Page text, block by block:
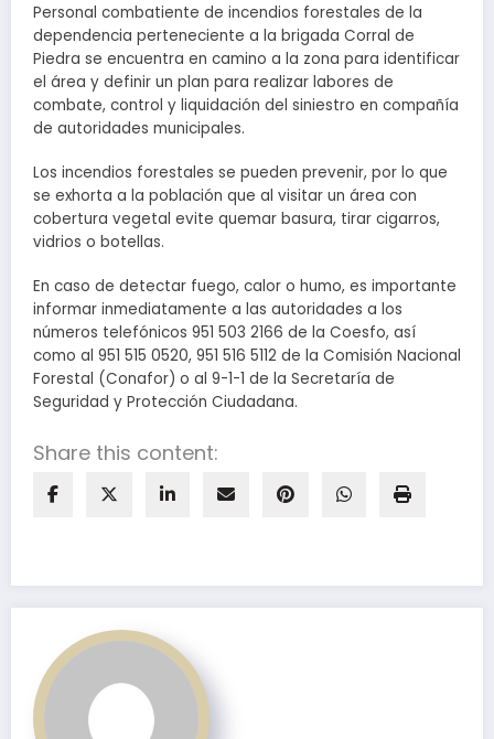
Personal combatiente de incendios forestales de la
dependencia perteneciente a la brigada Corral de
Piedra se encuentra en camino a la zona para identificar
el área y definir un plan para realizar labores de
combate, control y liquidación del siniestro en compañía
de autoridades municipales.
Los incendios forestales se pueden prevenir, por lo que
se exhorta a la población que al visitar un área con
cobertura vegetal evite quemar basura, tirar cigarros,
vidrios o botellas.
En caso de detectar fuego, calor o humo, es importante
informar inmediatamente a las autoridades a los
números telefónicos 951 503 2166 de la Coesfo, así
como al 951 515 0520, 951 516 5112 de la Comisión Nacional
Forestal (Conafor) o al 9-1-1 de la Secretaría de
Seguridad y Protección Ciudadana.
Share this content: